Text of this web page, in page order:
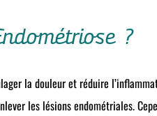
?
la douleur et réduire
les lésions endométriales.